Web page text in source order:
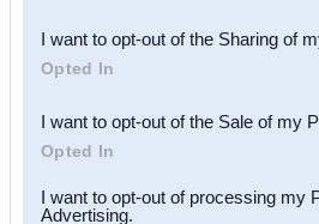
Downstream Participants
third parties.
I want to opt-out of the Sharing of
Opted In
I want to opt-out of the Sale of my
Opted In
I want to opt-out of processing my
Advertising.